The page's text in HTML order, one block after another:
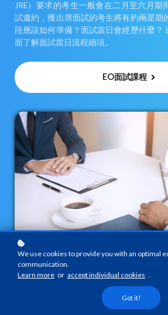
JRE）要求的考生一般會在二月至六月
試邀約，獲出席面試的考生將有約兩星期
段應該如何準備？面試當日會經歷什麼？
面了解面試當日流程細項。
EO面試課程
We use cookies to provide you with an optimal
communication.
Learn more or accept individual cookies .
Got it!